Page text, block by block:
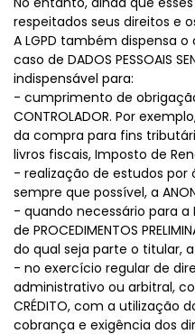
respeitados seus direitos e
A LGPD também dispensa
caso de DADOS PESSOAIS
indispensável para:
- cumprimento de
CONTROLADOR. Por
da compra para fins
livros fiscais, Imposto de
- realização de estudos por
sempre que possível, a
- quando necessário para a
de PROCEDIMENTOS
do qual seja parte o titular, a
- no exercício regular de
administrativo ou arbitral,
CRÉDITO, com a utilização
cobrança e exigência dos